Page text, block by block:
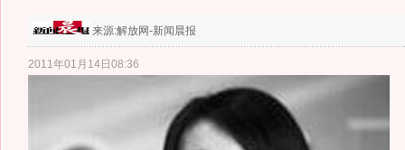
来源:解放网-新闻晨报
2011年01月14日08:36